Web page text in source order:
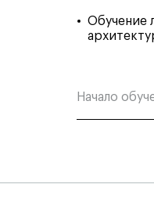
Обучение
Начало